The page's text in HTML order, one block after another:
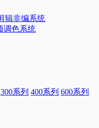
辑非编系统
调色系统
300系列 400系列 600系列